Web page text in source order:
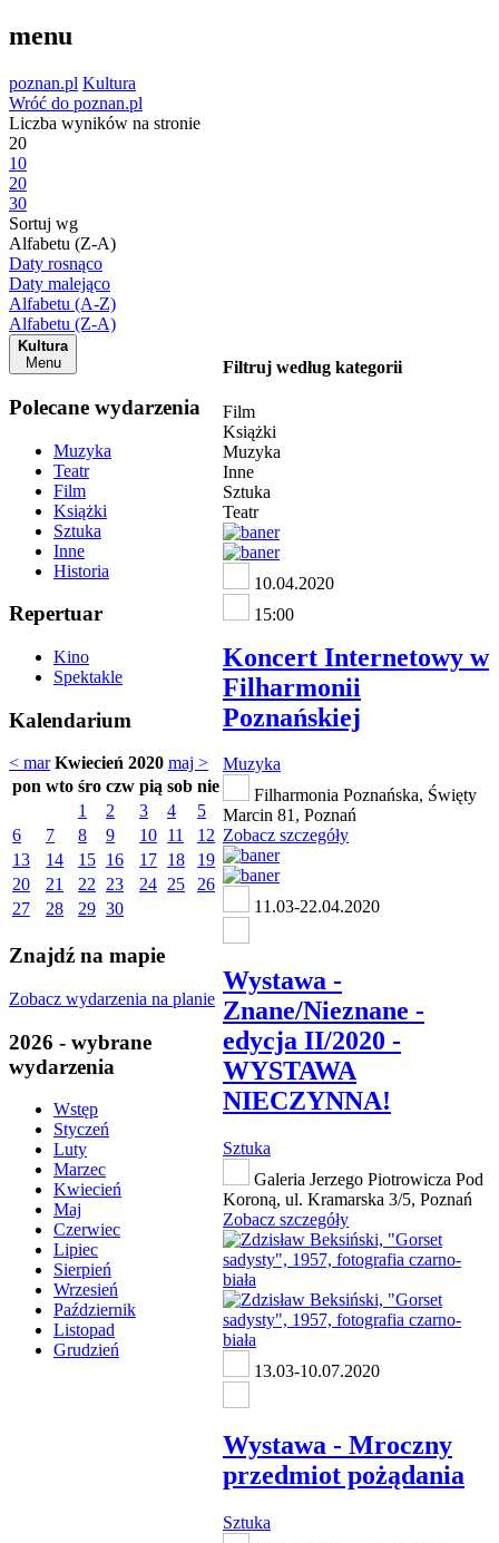
menu
poznan.pl Kultura
Wróć do poznan.pl
Liczba wyników na stronie
20
10
20
30
Sortuj wg
Alfabetu (Z-A)
Daty rosnąco
Daty malejąco
Alfabetu (A-Z)
Alfabetu (Z-A)
Kultura
Menu
Polecane wydarzenia
Muzyka
Teatr
Film
Książki
Sztuka
Inne
Historia
Repertuar
Kino
Spektakle
Kalendarium
< mar Kwiecień 2020 maj >
pon wto śro czw pią sob nie
1
2 3 4
5
6
7 8 9 10 11
12
13
14 15 16 17 18
19
20
21 22 23 24 25
26
27
28 29 30
Znajdź na mapie
Zobacz wydarzenia na planie
2026 - wybrane
wydarzenia
Wstęp
Styczeń
Luty
Marzec
Kwiecień
Maj
Czerwiec
Lipiec
Sierpień
Wrzesień
Październik
Listopad
Grudzień
Filtruj według kategorii
Film
Książki
Muzyka
Inne
Sztuka
Teatr
10.04.2020
15:00
Koncert Internetowy w
Filharmonii
Poznańskiej
Muzyka
Filharmonia Poznańska, Święty
Marcin 81, Poznań
Zobacz szczegóły
11.03-22.04.2020
Wystawa -
Znane/Nieznane -
edycja II/2020 -
WYSTAWA
NIECZYNNA!
Sztuka
Galeria Jerzego Piotrowicza Pod
Koroną, ul. Kramarska 3/5, Poznań
Zobacz szczegóły
13.03-10.07.2020
Wystawa - Mroczny
przedmiot pożądania
Sztuka